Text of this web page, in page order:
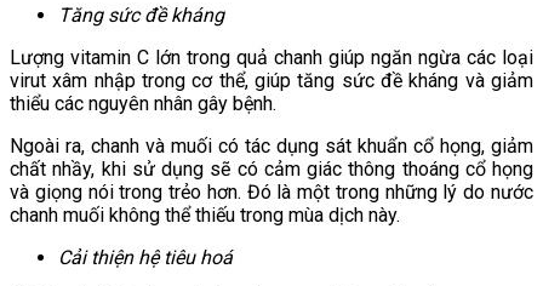
Tăng sức đề kháng
Lượng vitamin C lớn trong quả chanh giúp ngăn ngừa các loại
virut xâm nhập trong cơ thể, giúp tăng sức đề kháng và giảm
thiểu các nguyên nhân gây bệnh.
Ngoài ra, chanh và muối có tác dụng sát khuẩn cổ họng, giảm
chất nhầy, khi sử dụng sẽ có cảm giác thông thoáng cổ họng
và giọng nói trong trẻo hơn. Đó là một trong những lý do nước
chanh muối không thể thiếu trong mùa dịch này.
Cải thiện hệ tiêu hoá